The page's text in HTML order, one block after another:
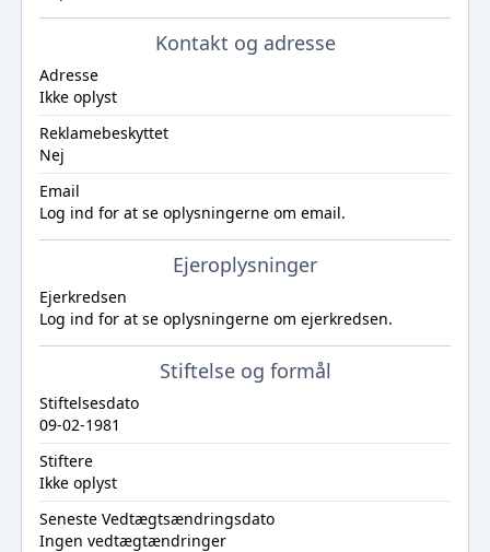
Kontakt og adresse
Adresse
Ikke oplyst
Reklamebeskyttet
Nej
Email
Log ind for at se oplysningerne om email.
Ejeroplysninger
Ejerkredsen
Log ind for at se oplysningerne om ejerkredsen.
Stiftelse og formål
Stiftelsesdato
09-02-1981
Stiftere
Ikke oplyst
Seneste Vedtægtsændringsdato
Ingen vedtægtændringer